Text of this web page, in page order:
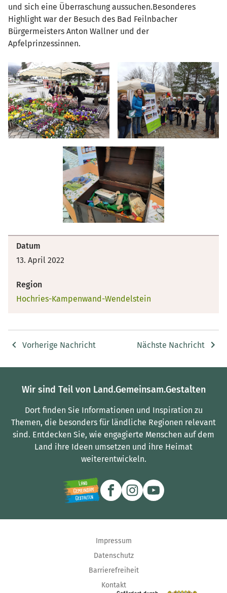
und sich eine Überraschung aussuchen.Besonderes
Highlight war der Besuch des Bad Feilnbacher
Bürgermeisters Anton Wallner und der
Apfelprinzessinnen.
Datum
13. April 2022
Region
Hochries-Kampenwand-Wendelstein
Vorherige Nachricht Nächste Nachricht
Wir sind Teil von Land.Gemeinsam.Gestalten
Dort finden Sie Informationen und Inspiration zu
Themen, die besonders für ländliche Regionen relevant
sind. Entdecken Sie, wie engagierte Menschen auf dem
Land ihre Ideen umsetzen und ihre Heimat
weiterentwickeln.
Impressum
Datenschutz
Barrierefreiheit
Kontakt